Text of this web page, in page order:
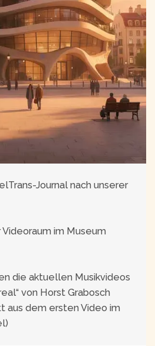
Journal nach unserer
im Museum
die aktuellen Musikvideos
von Horst Grabosch
aus dem ersten Video im